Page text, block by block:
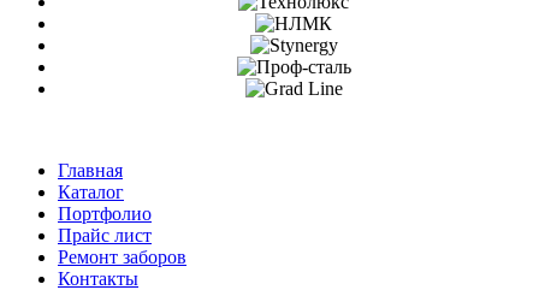
Главная
Каталог
Портфолио
Прайс лист
Ремонт заборов
Контакты